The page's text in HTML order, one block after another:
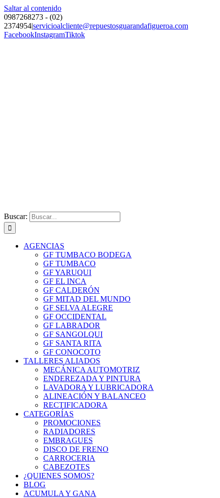
Saltar al contenido
0987268273 - (02)
2374954|servicioalcliente@repuestosguarandafigueroa.com
FacebookInstagramTiktok
Buscar:
AGENCIAS
GF TUMBACO BODEGA
GF TUMBACO
GF YARUQUI
GF EL INCA
GF CALDERÓN
GF MITAD DEL MUNDO
GF SELVA ALEGRE
GF OCCIDENTAL
GF LABRADOR
GF SANGOLQUI
GF SANTA RITA
GF CONOCOTO
TALLERES ALIADOS
MECÁNICA AUTOMOTRIZ
ENDEREZADA Y PINTURA
LAVADORA Y LUBRICADORA
ALINEACIÓN Y BALANCEO
RECTIFICADORA
CATEGORÍAS
PROMOCIONES
RADIADORES
EMBRAGUES
DISCO DE FRENO
CARROCERIA
CABEZOTES
¿QUIENES SOMOS?
BLOG
ACUMULA Y GANA